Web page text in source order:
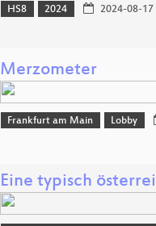
HS8 2024 2024-08-17
Merzometer
Frankfurt am Main Lobby
Eine typisch